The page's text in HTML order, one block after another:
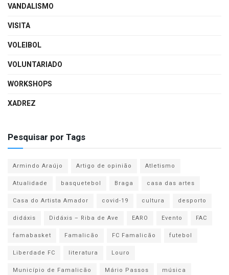
VANDALISMO
VISITA
VOLEIBOL
VOLUNTARIADO
WORKSHOPS
XADREZ
Pesquisar por Tags
Armindo Araújo Artigo de opinião
Atletismo
Atualidade
basquetebol Braga
casa das artes
Casa do Artista Amador
covid-19 cultura
desporto
didáxis
Didáxis – Riba de Ave EARO Evento
FAC
famabasket
Famalicão FC Famalicão
futebol
Liberdade FC
literatura
Louro
Município de Famalicão
Mário Passos
música